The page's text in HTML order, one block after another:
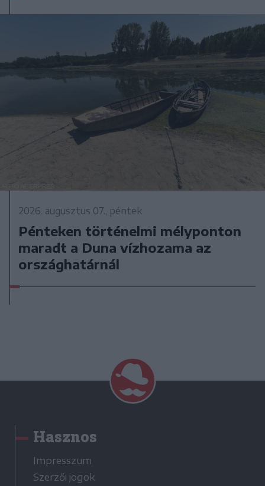
2026. augusztus 07., péntek
Pénteken történelmi mélyponton
maradt a Duna vízhozama az
országhatárnál
Hasznos
Impresszum
Szerzői jogok